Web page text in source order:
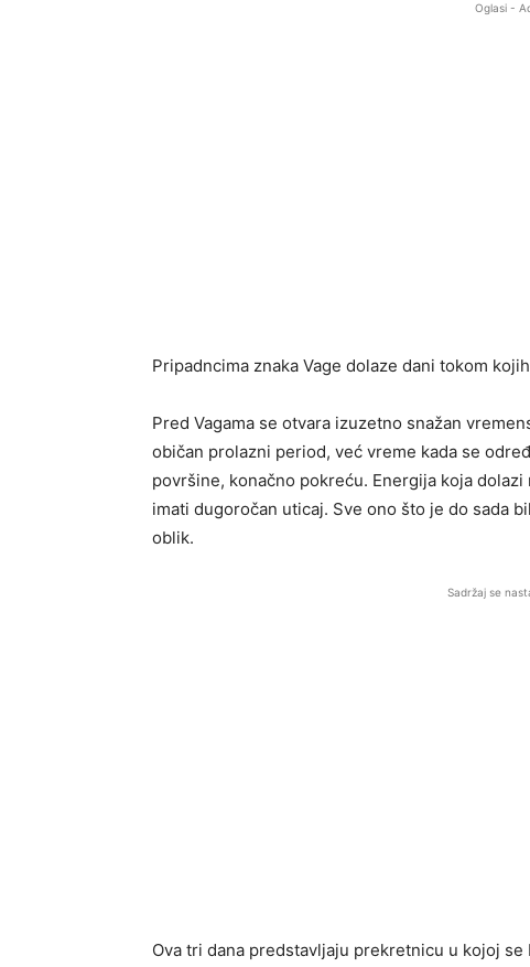
Oglasi -
Pripadncima znaka Vage dolaze dani tokom
Pred Vagama se otvara izuzetno snažan
običan prolazni period, već vreme kada se
površine, konačno pokreću. Energija koja
imati dugoročan uticaj. Sve ono što je do sada
oblik.
Sadržaj se
Ova tri dana predstavljaju prekretnicu u kojoj